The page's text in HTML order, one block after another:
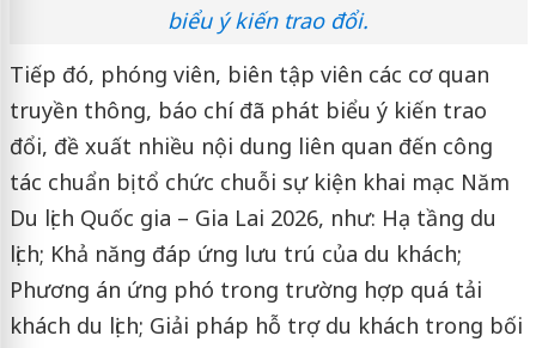
biểu ý kiến trao đổi.
Tiếp đó, phóng viên, biên tập viên các cơ quan
truyền thông, báo chí đã phát biểu ý kiến trao
đổi, đề xuất nhiều nội dung liên quan đến công
tác chuẩn bị tổ chức chuỗi sự kiện khai mạc Năm
Du lịch Quốc gia – Gia Lai 2026, như: Hạ tầng du
lịch; Khả năng đáp ứng lưu trú của du khách;
Phương án ứng phó trong trường hợp quá tải
khách du lịch; Giải pháp hỗ trợ du khách trong bối